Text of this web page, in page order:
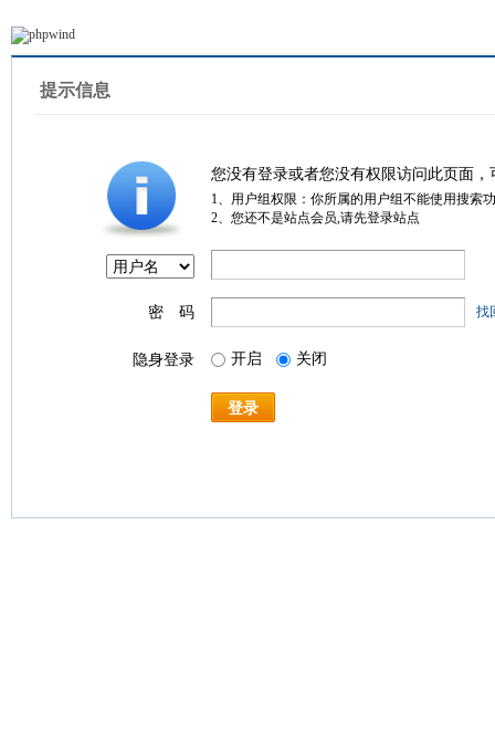
提示信息
您没有登录或者您没有权限访问此页面
1、用户组权限：你所属的用户组不能使用搜索
2、您还不是站点会员,请先登录站点
密 码 找
隐身登录 开启 关闭
登录